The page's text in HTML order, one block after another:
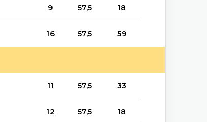
9 57,5 18
16 57,5 59
11 57,5 33
12 57,5 18